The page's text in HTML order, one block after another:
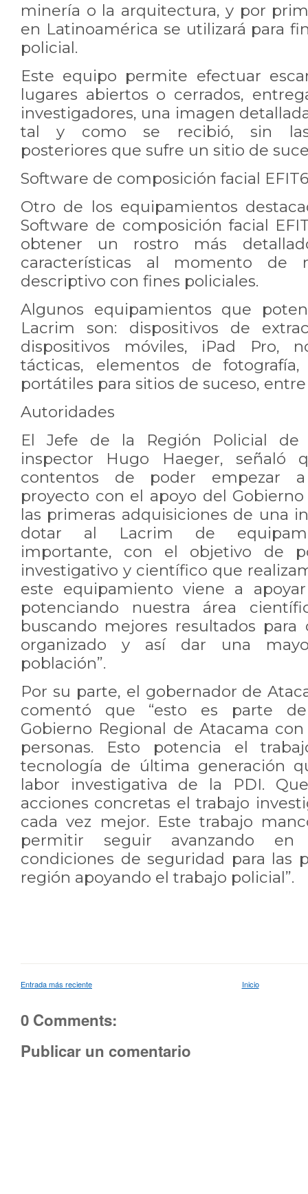
minería o la arquitectura, y por
en Latinoamérica se utilizará para
policial.
Este equipo permite efectuar
lugares abiertos o cerrados,
investigadores, una imagen
tal y como se recibió, sin las
posteriores que sufre un sitio de
Software de composición facial EFIT6
Otro de los equipamientos
Software de composición facial
obtener un rostro más
características al momento de
descriptivo con fines policiales.
Algunos equipamientos que
Lacrim son: dispositivos de
dispositivos móviles, iPad Pro,
tácticas, elementos de fotografía,
portátiles para sitios de suceso,
Autoridades
El Jefe de la Región Policial de
inspector Hugo Haeger, señaló
contentos de poder empezar
proyecto con el apoyo del Gobierno
las primeras adquisiciones de una
dotar al Lacrim de
importante, con el objetivo de
investigativo y científico que
este equipamiento viene a
potenciando nuestra área
buscando mejores resultados
organizado y así dar una
población”.
Por su parte, el gobernador de
comentó que “esto es parte
Gobierno Regional de Atacama
personas. Esto potencia el
tecnología de última generación
labor investigativa de la PDI.
acciones concretas el trabajo
cada vez mejor. Este trabajo
permitir seguir avanzando en
condiciones de seguridad para las
región apoyando el trabajo policial”.
Entrada más reciente Inicio
0 Comments:
Publicar un comentario